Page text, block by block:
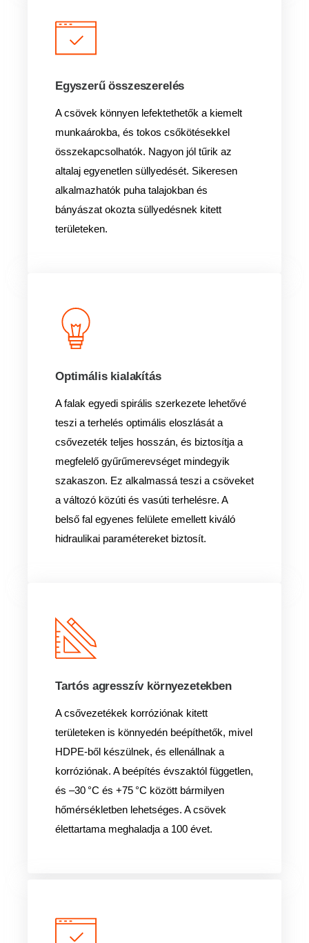
Egyszerű összeszerelés
A csövek könnyen lefektethetők a kiemelt
munkaárokba, és tokos csőkötésekkel
összekapcsolhatók. Nagyon jól tűrik az
altalaj egyenetlen süllyedését. Sikeresen
alkalmazhatók puha talajokban és
bányászat okozta süllyedésnek kitett
területeken.
Optimális kialakítás
A falak egyedi spirális szerkezete lehetővé
teszi a terhelés optimális eloszlását a
csővezeték teljes hosszán, és biztosítja a
megfelelő gyűrűmerevséget mindegyik
szakaszon. Ez alkalmassá teszi a csöveket
a változó közúti és vasúti terhelésre. A
belső fal egyenes felülete emellett kiváló
hidraulikai paramétereket biztosít.
Tartós agresszív környezetekben
A csővezetékek korróziónak kitett
területeken is könnyedén beépíthetők, mivel
HDPE-ből készülnek, és ellenállnak a
korróziónak. A beépítés évszaktól független,
és –30 °C és +75 °C között bármilyen
hőmérsékletben lehetséges. A csövek
élettartama meghaladja a 100 évet.